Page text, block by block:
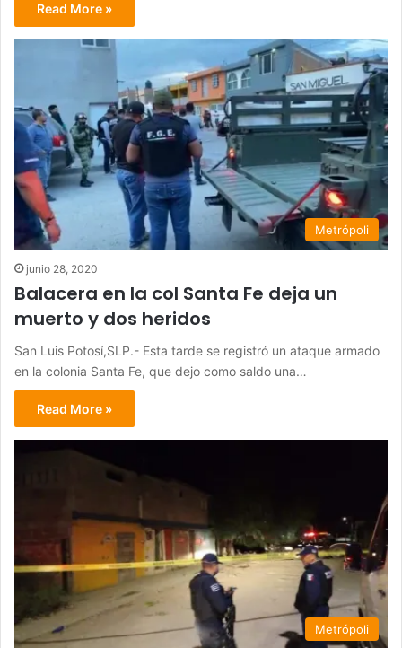
Read More »
Metrópoli
junio 28, 2020
Balacera en la col Santa Fe deja un
muerto y dos heridos
San Luis Potosí,SLP.- Esta tarde se registró un ataque armado
en la colonia Santa Fe, que dejo como saldo una…
Read More »
Metrópoli